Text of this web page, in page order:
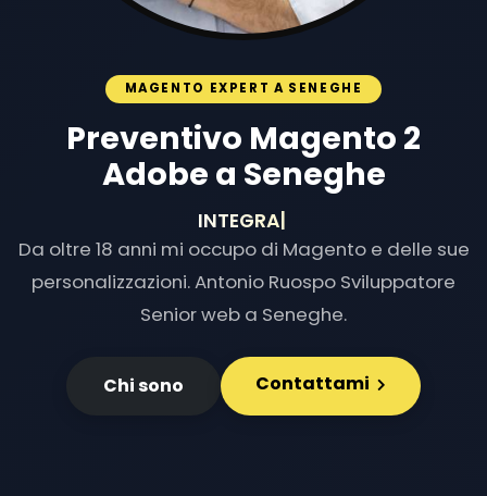
MAGENTO EXPERT A SENEGHE
Preventivo Magento 2
Adobe a Seneghe
INTEGRAZIONI E
Da oltre 18 anni mi occupo di Magento e delle sue
personalizzazioni. Antonio Ruospo Sviluppatore
Senior web a Seneghe.
Chi sono Contattami